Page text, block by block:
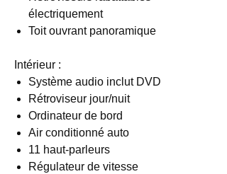
électriquement
Toit ouvrant panoramique
Intérieur :
Système audio inclut DVD
Rétroviseur jour/nuit
Ordinateur de bord
Air conditionné auto
11 haut-parleurs
Régulateur de vitesse